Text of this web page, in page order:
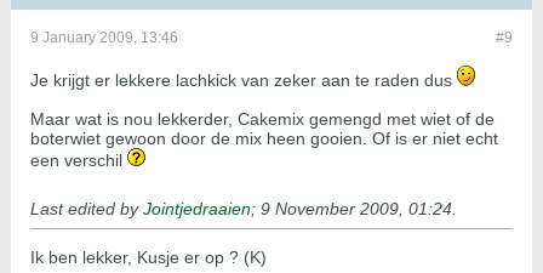
#9
9 January 2009, 13:46
Je krijgt er lekkere lachkick van zeker aan te raden dus
Maar wat is nou lekkerder, Cakemix gemengd met wiet of de
boterwiet gewoon door de mix heen gooien. Of is er niet echt
een verschil
Last edited byJointjedraaien; 9 November 2009, 01:24
Ik ben lekker, Kusje er op ? (K)